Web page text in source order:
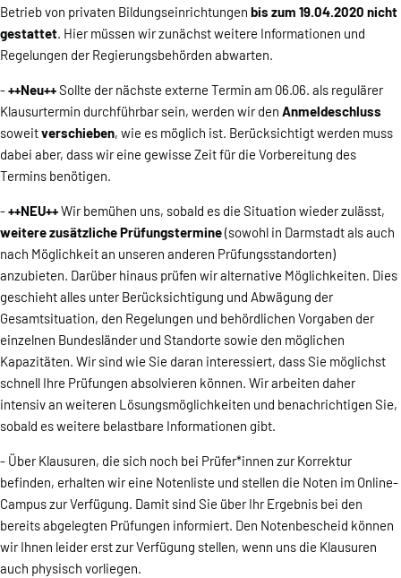
Betrieb von privaten Bildungseinrichtungen bis zum 19.04.2020 nicht
gestattet. Hier müssen wir zunächst weitere Informationen und
Regelungen der Regierungsbehörden abwarten.
-++Neu++Sollte der nächste externe Termin am 06.06. als regulärer
Klausurtermin durchführbar sein, werden wir den Anmeldeschluss
soweitverschieben, wie es möglich ist. Berücksichtigt werden muss
dabei aber, dass wir eine gewisse Zeit für die Vorbereitung des
Termins benötigen.
-++NEU++Wir bemühen uns, sobald es die Situation wieder zulässt,
weitere zusätzliche Prüfungstermine(sowohl in Darmstadt als auch
nach Möglichkeit an unseren anderen Prüfungsstandorten)
anzubieten. Darüber hinaus prüfen wir alternative Möglichkeiten. Dies
geschieht alles unter Berücksichtigung und Abwägung der
Gesamtsituation, den Regelungen und behördlichen Vorgaben der
einzelnen Bundesländer und Standorte sowie den möglichen
Kapazitäten. Wir sind wie Sie daran interessiert, dass Sie möglichst
schnell Ihre Prüfungen absolvieren können. Wir arbeiten daher
intensiv an weiteren Lösungsmöglichkeiten und benachrichtigen Sie,
sobald es weitere belastbare Informationen gibt.
- Über Klausuren, die sich noch bei Prüfer*innen zur Korrektur
befinden, erhalten wir eine Notenliste und stellen die Noten im Online-
Campus zur Verfügung. Damit sind Sie über Ihr Ergebnis bei den
bereits abgelegten Prüfungen informiert. Den Notenbescheid können
wir Ihnen leider erst zur Verfügung stellen, wenn uns die Klausuren
auch physisch vorliegen.